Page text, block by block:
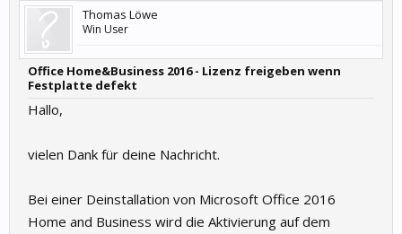
Thomas Löwe
Win User
Office Home&Business 2016 - Lizenz freigeben wenn
Festplatte defekt
Hallo,
vielen Dank für deine Nachricht.
Bei einer Deinstallation von Microsoft Office 2016
Home and Business wird die Aktivierung auf dem